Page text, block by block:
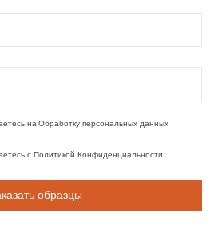
на Обработку персональных данных
с Политикой Конфиденциальности
образцы